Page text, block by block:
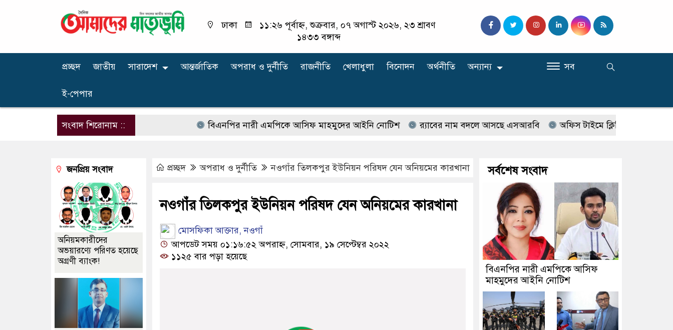
ঢাকা
১১:২৬ পূর্বাহ্ন, শুক্রবার, ০৭ অগাস্ট ২০২৬, ২৩ শ্রাবণ
১৪৩৩ বঙ্গাব্দ
প্রচ্ছদ জাতীয় সারাদেশ আন্তর্জাতিক অপরাধ ‍ও দুর্নীতি রাজনীতি খেলাধুলা বিনোদন অর্থনীতি অন্যান্য
ই-পেপার
সব
সংবাদ শিরোনাম :: বিএনপির নারী এমপিকে আসিফ মাহমুদের আইনি নোটিশ র‍্যাবের নাম বদলে আসছে এসআরবি অফিস টাইমে ক্লিনিকে রোগী দেখছিলেন
প্রচ্ছদ অপরাধ ‍ও দুর্নীতি নওগাঁর তিলকপুর ইউনিয়ন পরিষদ যেন অনিয়মের কারখানা
নওগাঁর তিলকপুর ইউনিয়ন পরিষদ যেন অনিয়মের কারখানা
মোসফিকা আক্তার, নওগাঁ
আপডেট সময় ০১:১৬:৫২ অপরাহ্ন, সোমবার, ১৯ সেপ্টেম্বর ২০২২
১১২৫ বার পড়া হয়েছে
জনপ্রিয় সংবাদ
অনিয়মকারীদের
অভয়ারণ্যে পরিণত হয়েছে
অগ্রণী ব্যাংক!
সর্বশেষ সংবাদ
বিএনপির নারী এমপিকে আসিফ
মাহমুদের আইনি নোটিশ